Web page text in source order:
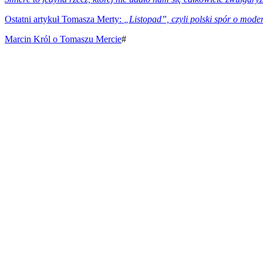
Ostatni artykuł Tomasza Merty:
„Listopad”, czyli polski spór o
Marcin Król o Tomaszu Mercie#